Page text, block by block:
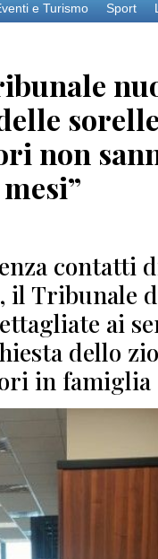
e Turismo Sport
non
contatti
il Tribunale
ai
dello
in famiglia